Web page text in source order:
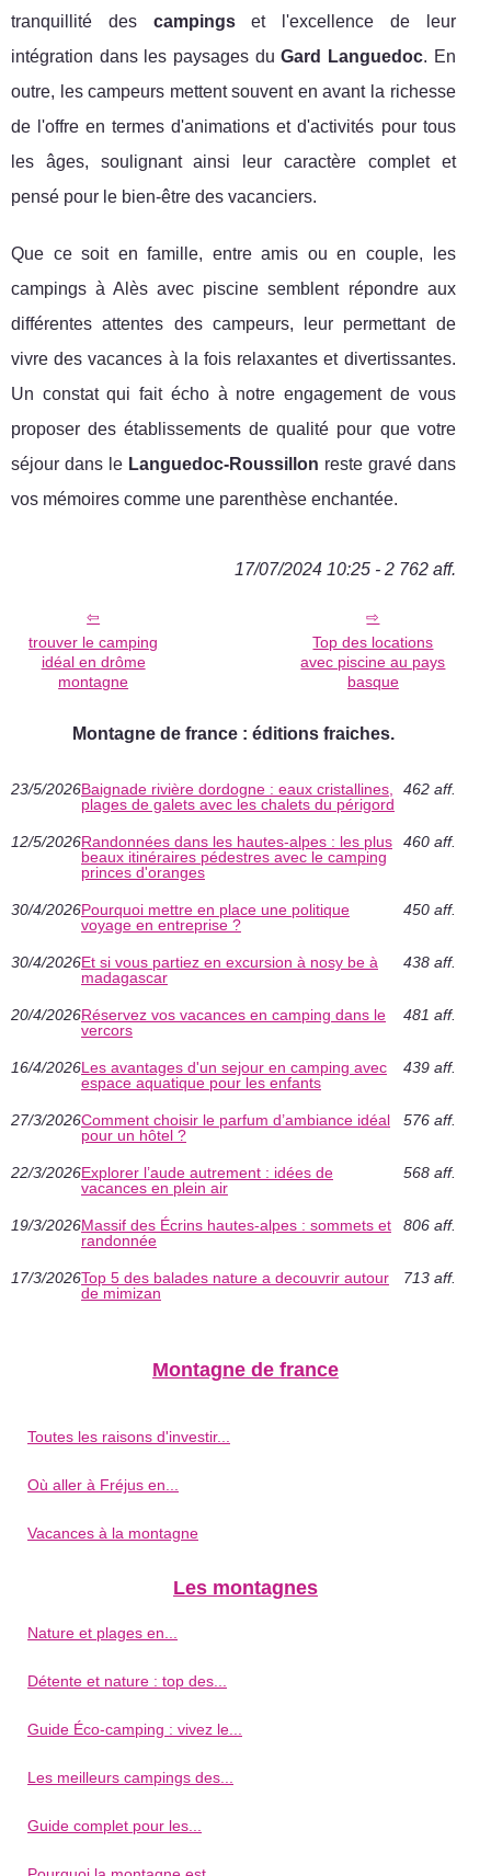
tranquillité des campingset l'excellence de leur
intégration dans les paysages duGard Languedoc. En
outre, les campeurs mettent souvent en avant la richesse
de l'offre en termes d'animations et d'activités pour tous
les âges, soulignant ainsi leur caractère complet et
pensé pour le bien-être des vacanciers.
Que ce soit en famille, entre amis ou en couple, les
campings à Alès avec piscine semblent répondre aux
différentes attentes des campeurs, leur permettant de
vivre des vacances à la fois relaxantes et divertissantes.
Un constat qui fait écho à notre engagement de vous
proposer des établissements de qualité pour que votre
séjour dans le Languedoc-Roussillon reste gravé dans
vos mémoires comme une parenthèse enchantée.
17/07/2024 10:25 - 2 762 aff.
trouver le camping
idéal en drôme
montagne
Top des locations
avec piscine au pays
basque
Montagne de france : éditions fraiches.
23/5/2026Baignade rivière dordogne : eaux cristallines,
plages de galets avec les chalets du périgord
462 aff.
12/5/2026Randonnées dans les hautes-alpes : les plus
beaux itinéraires pédestres avec le camping
princes d'oranges
460 aff.
30/4/2026Pourquoi mettre en place une politique
voyage en entreprise ?
450 aff.
30/4/2026Et si vous partiez en excursion à nosy be à
madagascar
438 aff.
20/4/2026Réservez vos vacances en camping dans le
vercors
481 aff.
16/4/2026Les avantages d'un sejour en camping avec
espace aquatique pour les enfants
439 aff.
27/3/2026Comment choisir le parfum d’ambiance idéal
pour un hôtel ?
576 aff.
22/3/2026Explorer l’aude autrement : idées de
vacances en plein air
568 aff.
19/3/2026Massif des Écrins hautes-alpes : sommets et
randonnée
806 aff.
17/3/2026Top 5 des balades nature a decouvrir autour
de mimizan
713 aff.
Montagne de france
Toutes les raisons d'investir...
Où aller à Fréjus en...
Vacances à la montagne
Les montagnes
Nature et plages en...
Détente et nature : top des...
Guide Éco-camping : vivez le...
Les meilleurs campings des...
Guide complet pour les...